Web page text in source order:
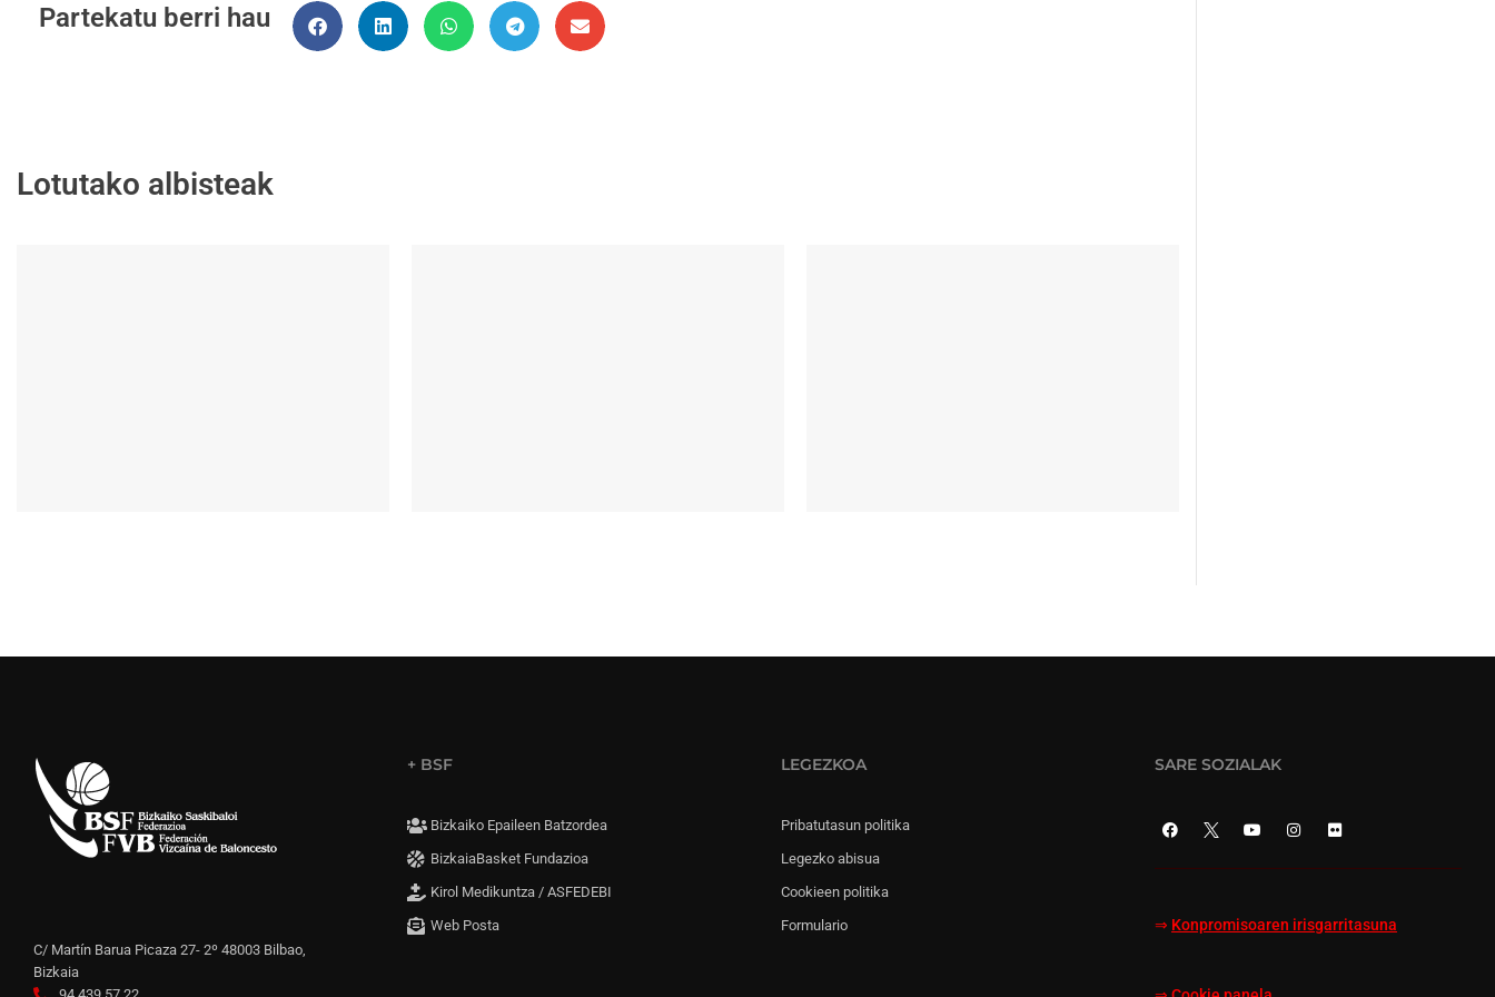
Partekatu berri hau
Lotutako albisteak
C/ Martín Barua Picaza 27- 2º 48003 Bilbao,
Bizkaia
+ BSF
Bizkaiko Epaileen Batzordea
BizkaiaBasket Fundazioa
Kirol Medikuntza / ASFEDEBI
Web Posta
LEGEZKOA
Pribatutasun politika
Legezko abisua
Cookieen politika
Formulario
SARE SOZIALAK
⇒ Konpromisoaren irisgarritasuna